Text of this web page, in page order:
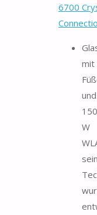
6700
mit
und
W